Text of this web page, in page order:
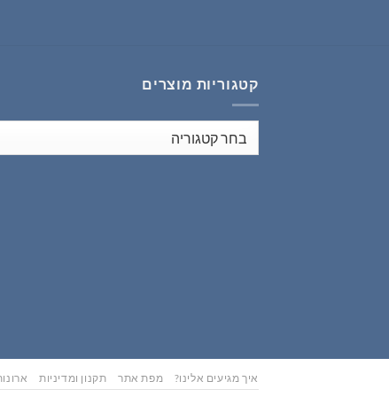
קטגוריות מוצרים
איך מגיעים אלינו? מפת אתר תקנון ומדיניות